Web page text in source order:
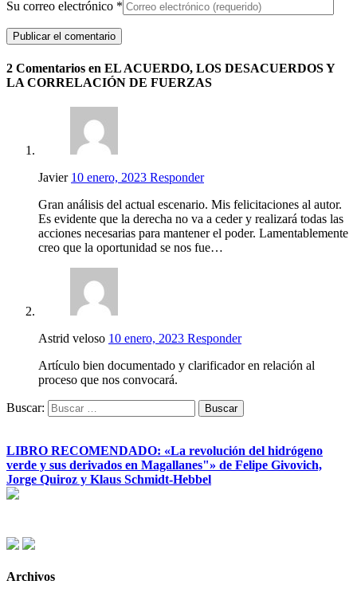
Su correo electrónico *
2 Comentarios en EL ACUERDO, LOS DESACUERDOS Y
LA CORRELACIÓN DE FUERZAS
Javier 10 enero, 2023 Responder
Gran análisis del actual escenario. Mis felicitaciones al autor.
Es evidente que la derecha no va a ceder y realizará todas las
acciones necesarias para mantener el poder. Lamentablemente
creo que la oportunidad se nos fue…
Astrid veloso 10 enero, 2023 Responder
Artículo bien documentado y clarificador en relación al
proceso que nos convocará.
Buscar:
LIBRO RECOMENDADO: «La revolución del hidrógeno
verde y sus derivados en Magallanes"» de Felipe Givovich,
Jorge Quiroz y Klaus Schmidt-Hebbel
Archivos